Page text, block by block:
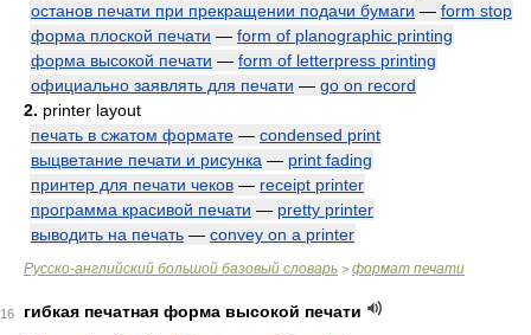
останов печати при прекращении подачи бумаги — form stop
форма плоской печати — form of planographic printing
форма высокой печати — form of letterpress printing
официально заявлять для печати — go on record
2. printer layout
печать в сжатом формате — condensed print
выцветание печати и рисунка — print fading
принтер для печати чеков — receipt printer
программа красивой печати — pretty printer
выводить на печать — convey on a printer
Русско-английский большой базовый словарь > формат печати
16
гибкая печатная форма высокой печати